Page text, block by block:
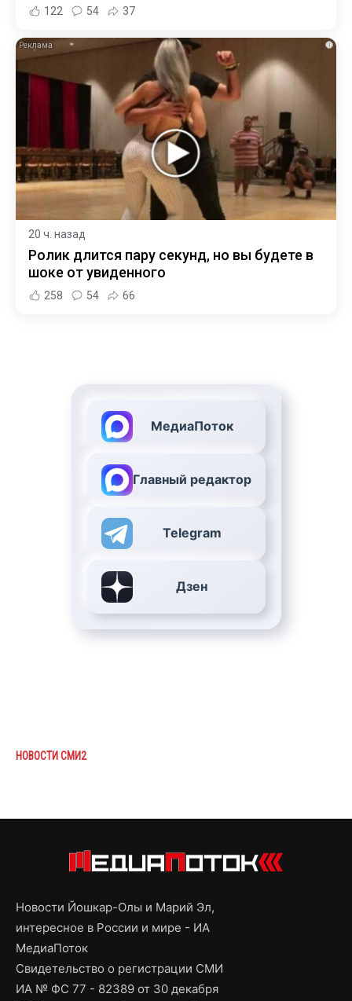
122 54 37
i
20 ч. назад
Ролик длится пару секунд, но вы будете в
шоке от увиденного
258 54 66
МедиаПоток
Главный редактор
Telegram
Дзен
НОВОСТИ СМИ2
Новости Йошкар-Олы и Марий Эл,
интересное в России и мире - ИА
МедиаПоток
Свидетельство о регистрации СМИ
ИА № ФС 77 - 82389 от 30 декабря